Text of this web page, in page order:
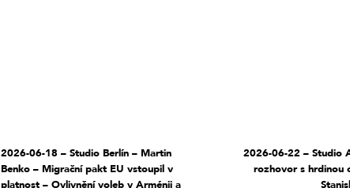
2026-06-18 – Studio Berlín – Martin
Benko – Migrační pakt EU vstoupil v
platnost – Ovlivnění voleb v Arménii a
2026-06-22 – Studio
rozhovor s hrdinou